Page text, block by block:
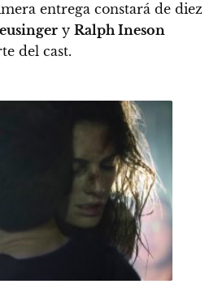
entrega constará de diez
y Ralph Ineson
del cast.